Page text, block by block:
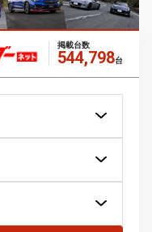
掲載台数
544,798台